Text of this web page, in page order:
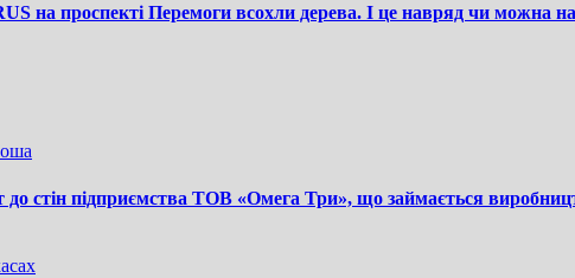
на проспекті Перемоги всохли дерева. І це навряд чи можна
стін підприємства ТОВ «Омега Три», що займається